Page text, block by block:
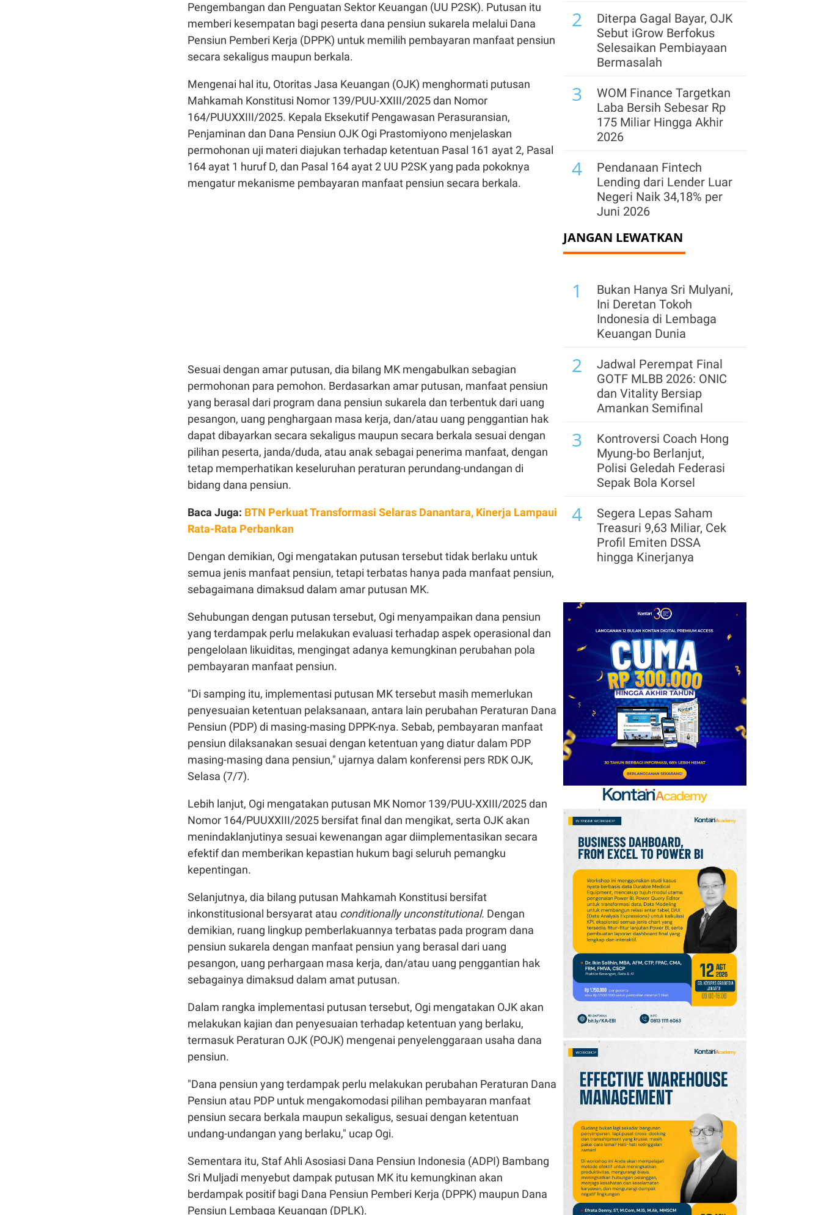
Pengembangan dan Penguatan Sektor Keuangan (UU P2SK). Putusan itu
memberi kesempatan bagi peserta dana pensiun sukarela melalui Dana
Pensiun Pemberi Kerja (DPPK) untuk memilih pembayaran manfaat pensiun
secara sekaligus maupun berkala.
Mengenai hal itu, Otoritas Jasa Keuangan (OJK) menghormati putusan
Mahkamah Konstitusi Nomor 139/PUU-XXIII/2025 dan Nomor
164/PUUXXIII/2025. Kepala Eksekutif Pengawasan Perasuransian,
Penjaminan dan Dana Pensiun OJK Ogi Prastomiyono menjelaskan
permohonan uji materi diajukan terhadap ketentuan Pasal 161 ayat 2, Pasal
164 ayat 1 huruf D, dan Pasal 164 ayat 2 UU P2SK yang pada pokoknya
mengatur mekanisme pembayaran manfaat pensiun secara berkala.
Sesuai dengan amar putusan, dia bilang MK mengabulkan sebagian
permohonan para pemohon. Berdasarkan amar putusan, manfaat pensiun
yang berasal dari program dana pensiun sukarela dan terbentuk dari uang
pesangon, uang penghargaan masa kerja, dan/atau uang penggantian hak
dapat dibayarkan secara sekaligus maupun secara berkala sesuai dengan
pilihan peserta, janda/duda, atau anak sebagai penerima manfaat, dengan
tetap memperhatikan keseluruhan peraturan perundang-undangan di
bidang dana pensiun.
Baca Juga: BTN Perkuat Transformasi Selaras Danantara, Kinerja Lampaui
Rata-Rata Perbankan
Dengan demikian, Ogi mengatakan putusan tersebut tidak berlaku untuk
semua jenis manfaat pensiun, tetapi terbatas hanya pada manfaat pensiun,
sebagaimana dimaksud dalam amar putusan MK.
Sehubungan dengan putusan tersebut, Ogi menyampaikan dana pensiun
yang terdampak perlu melakukan evaluasi terhadap aspek operasional dan
pengelolaan likuiditas, mengingat adanya kemungkinan perubahan pola
pembayaran manfaat pensiun.
"Di samping itu, implementasi putusan MK tersebut masih memerlukan
penyesuaian ketentuan pelaksanaan, antara lain perubahan Peraturan Dana
Pensiun (PDP) di masing-masing DPPK-nya. Sebab, pembayaran manfaat
pensiun dilaksanakan sesuai dengan ketentuan yang diatur dalam PDP
masing-masing dana pensiun," ujarnya dalam konferensi pers RDK OJK,
Selasa (7/7).
Lebih lanjut, Ogi mengatakan putusan MK Nomor 139/PUU-XXIII/2025 dan
Nomor 164/PUUXXIII/2025 bersifat final dan mengikat, serta OJK akan
menindaklanjutinya sesuai kewenangan agar diimplementasikan secara
efektif dan memberikan kepastian hukum bagi seluruh pemangku
kepentingan.
Selanjutnya, dia bilang putusan Mahkamah Konstitusi bersifat
inkonstitusional bersyarat atau conditionally unconstitutional. Dengan
demikian, ruang lingkup pemberlakuannya terbatas pada program dana
pensiun sukarela dengan manfaat pensiun yang berasal dari uang
pesangon, uang perhargaan masa kerja, dan/atau uang penggantian hak
sebagainya dimaksud dalam amat putusan.
Dalam rangka implementasi putusan tersebut, Ogi mengatakan OJK akan
melakukan kajian dan penyesuaian terhadap ketentuan yang berlaku,
termasuk Peraturan OJK (POJK) mengenai penyelenggaraan usaha dana
pensiun.
"Dana pensiun yang terdampak perlu melakukan perubahan Peraturan Dana
Pensiun atau PDP untuk mengakomodasi pilihan pembayaran manfaat
pensiun secara berkala maupun sekaligus, sesuai dengan ketentuan
undang-undangan yang berlaku," ucap Ogi.
Sementara itu, Staf Ahli Asosiasi Dana Pensiun Indonesia (ADPI) Bambang
Sri Muljadi menyebut dampak putusan MK itu kemungkinan akan
berdampak positif bagi Dana Pensiun Pemberi Kerja (DPPK) maupun Dana
Pensiun Lembaga Keuangan (DPLK).
2
Diterpa Gagal Bayar, OJK
Sebut iGrow Berfokus
Selesaikan Pembiayaan
Bermasalah
3
WOM Finance Targetkan
Laba Bersih Sebesar Rp
175 Miliar Hingga Akhir
2026
4
Pendanaan Fintech
Lending dari Lender Luar
Negeri Naik 34,18% per
Juni 2026
5
Laba Jamkrindo
Melonjak 34,70% Menjadi
Semester I-2026
JANGAN LEWATKAN
1
Bukan Hanya Sri Mulyani,
Ini Deretan Tokoh
Indonesia di Lembaga
Keuangan Dunia
2
Jadwal Perempat Final
GOTF MLBB 2026: ONIC
dan Vitality Bersiap
Amankan Semifinal
3
Kontroversi Coach Hong
Myung-bo Berlanjut,
Polisi Geledah Federasi
Sepak Bola Korsel
4
Segera Lepas Saham
Treasuri 9,63 Miliar, Cek
Profil Emiten DSSA
hingga Kinerjanya
Kerja Sama dengan
Emirates hingga 2033, Ini
Detail Kemitraannya
Klasemen Grup A Piala
AFF 2026: Ini Skenario
Indonesia Lolos ke
Semifinal
7
FIFA Akhirnya Cairkan
Hadiah Timnas Yordania
yang Tertunda 8 Bulan
Promo Alfamart Murah
Banget 7–13 Agustus
2026, Sunlight hingga
Bebelac Diskon
9
Promo JSM Superindo
7–9 Agustus 2026,
Minyak Goreng Rp37.900
hingga Buah Diskon 50%
10 Promo JSM Alfamart 7–
9 Agustus 2026, Minyak
Goreng 2 Liter Mulai
Rp41.500